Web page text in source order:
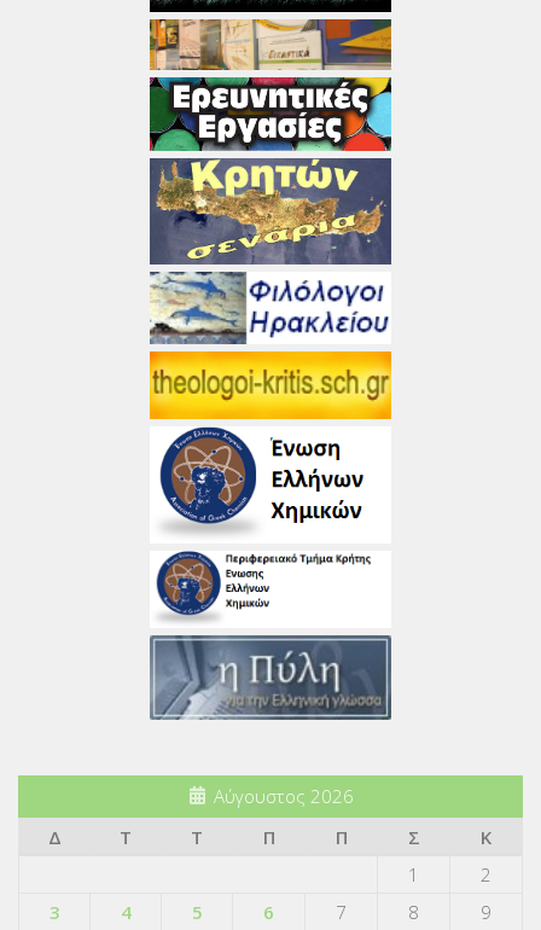
Αύγουστος 2026
Δ
Τ Τ Π Π Σ
Κ
1
2
3
4 5 6 7 8
9